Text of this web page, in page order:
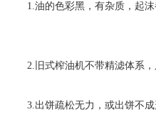
1.油的色彩黑，有杂质，起
2.旧式榨油机不带精滤体系，
3.出饼疏松无力，或出饼不成